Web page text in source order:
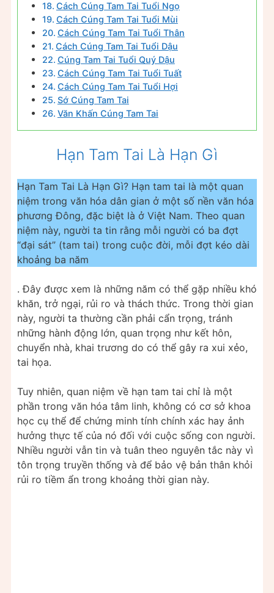
Cách Cúng Tam Tai Tuổi Ngọ
Cách Cúng Tam Tai Tuổi Mùi
Cách Cúng Tam Tai Tuổi Thân
Cách Cúng Tam Tai Tuổi Dậu
Cúng Tam Tai Tuổi Quý Dậu
Cách Cúng Tam Tai Tuổi Tuất
Cách Cúng Tam Tai Tuổi Hợi
Sớ Cúng Tam Tai
Văn Khấn Cúng Tam Tai
Hạn Tam Tai Là Hạn Gì
Hạn Tam Tai Là Hạn Gì? Hạn tam tai là một quan
niệm trong văn hóa dân gian ở một số nền văn hóa
phương Đông, đặc biệt là ở Việt Nam. Theo quan
niệm này, người ta tin rằng mỗi người có ba đợt
“đại sát” (tam tai) trong cuộc đời, mỗi đợt kéo dài
khoảng ba năm
. Đây được xem là những năm có thể gặp nhiều khó
khăn, trở ngại, rủi ro và thách thức. Trong thời gian
này, người ta thường cần phải cẩn trọng, tránh
những hành động lớn, quan trọng như kết hôn,
chuyển nhà, khai trương do có thể gây ra xui xẻo,
tai họa.
Tuy nhiên, quan niệm về hạn tam tai chỉ là một
phần trong văn hóa tâm linh, không có cơ sở khoa
học cụ thể để chứng minh tính chính xác hay ảnh
hưởng thực tế của nó đối với cuộc sống con người.
Nhiều người vẫn tin và tuân theo nguyên tắc này vì
tôn trọng truyền thống và để bảo vệ bản thân khỏi
rủi ro tiềm ẩn trong khoảng thời gian này.